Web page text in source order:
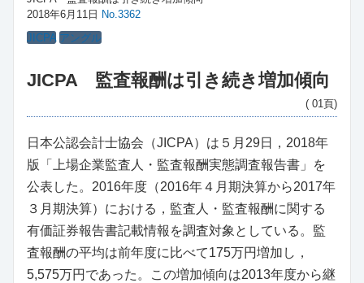
2018年6月11日 No.3362
JICPA アングル
JICPA 監査報酬は引き続き増加傾向
( 01頁)
日本公認会計士協会（JICPA）は５月29日，2018年
版「上場企業監査人・監査報酬実態調査報告書」を
公表した。2016年度（2016年４月期決算から2017年
３月期決算）における，監査人・監査報酬に関する
有価証券報告書記載情報を調査対象としている。監
査報酬の平均は前年度に比べて175万円増加し，
5,575万円であった。この増加傾向は2013年度から継